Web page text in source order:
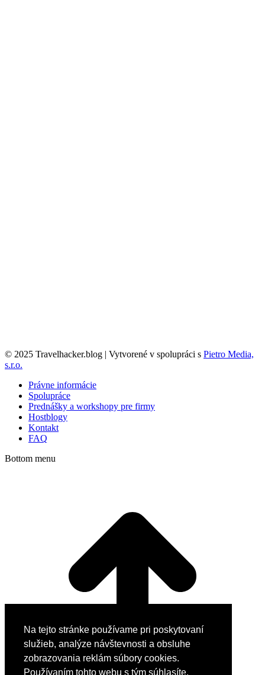
Na tejto stránke používame pri poskytovaní
služieb, analýze návštevnosti a obsluhe
zobrazovania reklám súbory cookies.
Používaním tohto webu s tým súhlasíte.
© 2025 Travelhacker.blog | Vytvorené v spolupráci s Pietro Media,
s.r.o.
Právne informácie
Spolupráce
Prednášky a workshopy pre firmy
Hostblogy
Kontakt
FAQ
Bottom menu